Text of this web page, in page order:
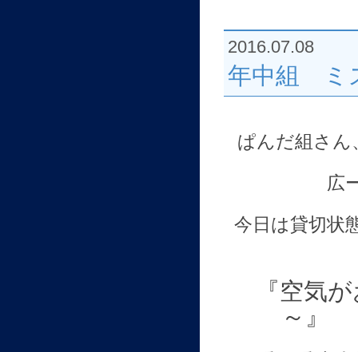
2016.07.08
年中組 ミ
ぱんだ組さん
広
今日は貸切状
『空気
～』